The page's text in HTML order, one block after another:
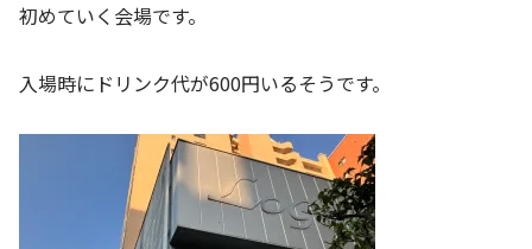
初めていく会場です。
入場時にドリンク代が600円いるそうです。